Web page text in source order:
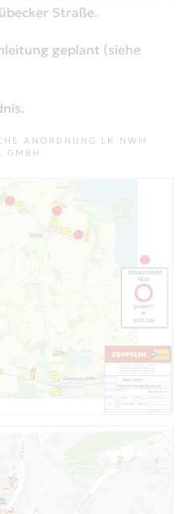
Straße.
geplant (siehe
ANORDNUNG LK NWM
GMBH